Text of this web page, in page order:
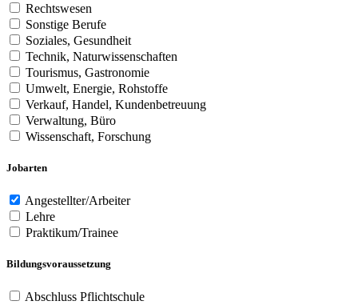
Rechtswesen
Sonstige Berufe
Soziales, Gesundheit
Technik, Naturwissenschaften
Tourismus, Gastronomie
Umwelt, Energie, Rohstoffe
Verkauf, Handel, Kundenbetreuung
Verwaltung, Büro
Wissenschaft, Forschung
Jobarten
Angestellter/Arbeiter
Lehre
Praktikum/Trainee
Bildungsvoraussetzung
Abschluss Pflichtschule